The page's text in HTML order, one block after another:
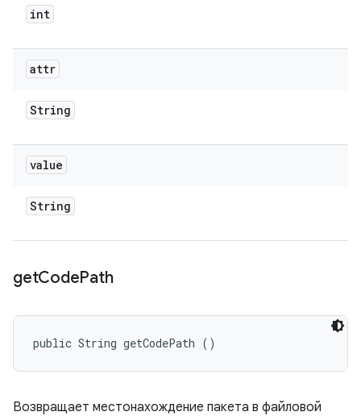
int
attr
String
value
String
getCodePath
public String getCodePath ()
Возвращает местонахождение пакета в файловой